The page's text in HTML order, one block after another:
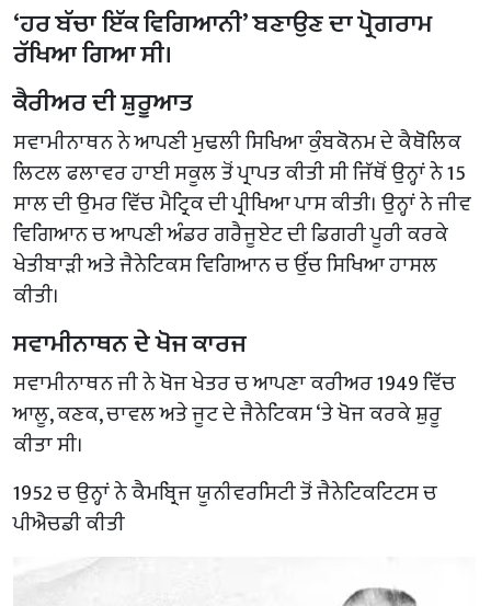
‘ਹਰ ਬੱਚਾ ਇੱਕ ਵਿਗਿਆਨੀ’ ਬਣਾਉਣ ਦਾ ਪ੍ਰੋਗਰਾਮ
ਰੱਖਿਆ ਗਿਆ ਸੀ।
ਕੈਰੀਅਰ ਦੀ ਸ਼ੁਰੂਆਤ
ਸਵਾਮੀਨਾਥਨ ਨੇ ਆਪਣੀ ਮੁਢਲੀ ਸਿਖਿਆ ਕੁੰਬਕੋਨਮ ਦੇ ਕੈਥੋਲਿਕ
ਲਿਟਲ ਫਲਾਵਰ ਹਾਈ ਸਕੂਲ ਤੋਂ ਪ੍ਰਾਪਤ ਕੀਤੀ ਸੀ ਜਿੱਥੋਂ ਉਨ੍ਹਾਂ ਨੇ 15
ਸਾਲ ਦੀ ਉਮਰ ਵਿੱਚ ਮੈਟ੍ਰਿਕ ਦੀ ਪ੍ਰੀਖਿਆ ਪਾਸ ਕੀਤੀ। ਉਨ੍ਹਾਂ ਨੇ ਜੀਵ
ਵਿਗਿਆਨ ਚ ਆਪਣੀ ਅੰਡਰ ਗਰੈਜੂਏਟ ਦੀ ਡਿਗਰੀ ਪੂਰੀ ਕਰਕੇ
ਖੇਤੀਬਾੜੀ ਅਤੇ ਜੈਨੇਟਿਕਸ ਵਿਗਿਆਨ ਚ ਉੱਚ ਸਿਖਿਆ ਹਾਸਲ
ਕੀਤੀ।
ਸਵਾਮੀਨਾਥਨ ਦੇ ਖੋਜ ਕਾਰਜ
ਸਵਾਮੀਨਾਥਨ ਜੀ ਨੇ ਖੋਜ ਖੇਤਰ ਚ ਆਪਣਾ ਕਰੀਅਰ 1949 ਵਿੱਚ
ਆਲੂ, ਕਣਕ, ਚਾਵਲ ਅਤੇ ਜੂਟ ਦੇ ਜੈਨੇਟਿਕਸ ‘ਤੇ ਖੋਜ ਕਰਕੇ ਸ਼ੁਰੂ
ਕੀਤਾ ਸੀ।
1952 ਚ ਉਨ੍ਹਾਂ ਨੇ ਕੈਮਬ੍ਰਿਜ ਯੂਨੀਵਰਸਿਟੀ ਤੋਂ ਜੈਨੇਟਿਕਟਿਟਸ ਚ
ਪੀਐਚਡੀ ਕੀਤੀ